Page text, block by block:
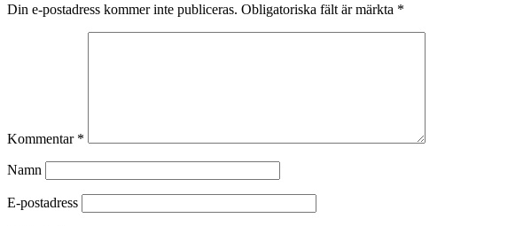
Din e-postadress kommer inte publiceras. Obligatoriska fält är märkta *
Kommentar *
Namn
E-postadress